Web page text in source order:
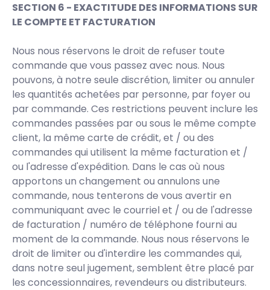
SECTION 6 - EXACTITUDE DES INFORMATIONS SUR
LE COMPTE ET FACTURATION
Nous nous réservons le droit de refuser toute
commande que vous passez avec nous. Nous
pouvons, à notre seule discrétion, limiter ou annuler
les quantités achetées par personne, par foyer ou
par commande. Ces restrictions peuvent inclure les
commandes passées par ou sous le même compte
client, la même carte de crédit, et / ou des
commandes qui utilisent la même facturation et /
ou l'adresse d'expédition. Dans le cas où nous
apportons un changement ou annulons une
commande, nous tenterons de vous avertir en
communiquant avec le courriel et / ou de l'adresse
de facturation / numéro de téléphone fourni au
moment de la commande. Nous nous réservons le
droit de limiter ou d'interdire les commandes qui,
dans notre seul jugement, semblent être placé par
les concessionnaires, revendeurs ou distributeurs.